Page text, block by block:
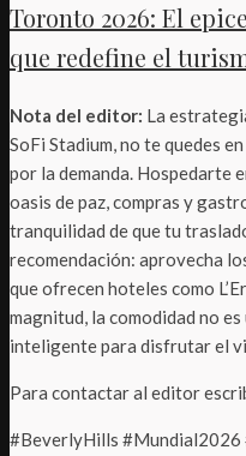
Toronto 2026: El
que redefine el
Nota del editor: La
SoFi Stadium, no te quedes
por la demanda. Hospedarte
oasis de paz, compras y
tranquilidad de que tu
recomendación: aprovecha
que ofrecen hoteles como
magnitud, la comodidad no
inteligente para disfrutar el
Para contactar al editor
#BeverlyHills #Mundial2026